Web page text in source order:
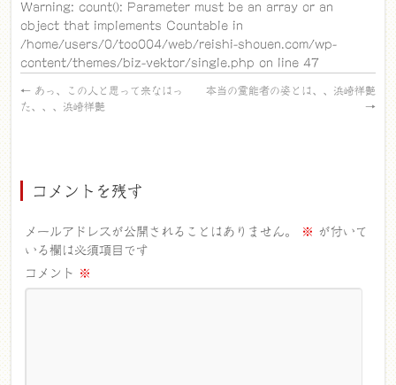
Warning: count(): Parameter must be an array or an
object that implements Countable in
/home/users/0/too004/web/reishi-shouen.com/wp-
content/themes/biz-vektor/single.php on line47
← あっ、この人と思って来なはっ
た、、、浜崎祥艶
本当の霊能者の姿とは、、浜崎祥艶
→
コメントを残す
メールアドレスが公開されることはありません。 ※ が付いて
いる欄は必須項目です
コメント
※